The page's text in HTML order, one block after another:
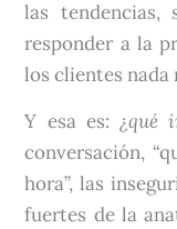
las
responder a la
los clientes nada
Y esa es: ¿qué
conversación,
hora”, las
fuertes de la